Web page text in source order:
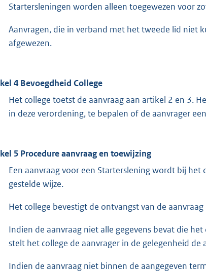
Startersleningen worden alleen toegewezen voor
Aanvragen, die in verband met het tweede lid niet
afgewezen.
4 Bevoegdheid College
Het college toetst de aanvraag aan artikel 2 en 3.
in deze verordening, te bepalen of de aanvrager
5 Procedure aanvraag en toewijzing
Een aanvraag voor een Starterslening wordt bij
gestelde wijze.
Het college bevestigt de ontvangst van de
Indien de aanvraag niet alle gegevens bevat die
stelt het college de aanvrager in de gelegenheid
Indien de aanvraag niet binnen de aangegeven